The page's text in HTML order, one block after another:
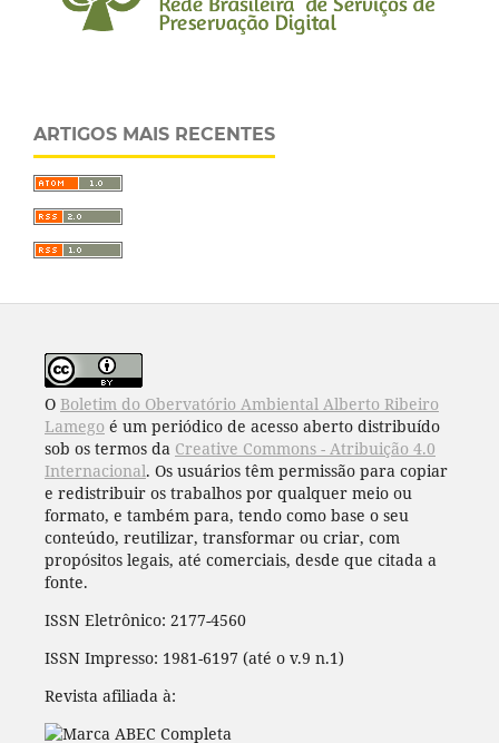
ARTIGOS MAIS RECENTES
O Boletim do Obervatório Ambiental Alberto Ribeiro
Lamego é um periódico de acesso aberto distribuído
sob os termos da Creative Commons - Atribuição 4.0
Internacional. Os usuários têm permissão para copiar
e redistribuir os trabalhos por qualquer meio ou
formato, e também para, tendo como base o seu
conteúdo, reutilizar, transformar ou criar, com
propósitos legais, até comerciais, desde que citada a
fonte.
ISSN Eletrônico: 2177-4560
ISSN Impresso: 1981-6197 (até o v.9 n.1)
Revista afiliada à: